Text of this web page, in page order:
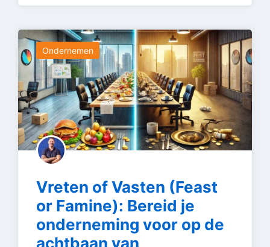
Ondernemen
Vreten of Vasten (Feast
or Famine): Bereid je
onderneming voor op de
achtbaan van